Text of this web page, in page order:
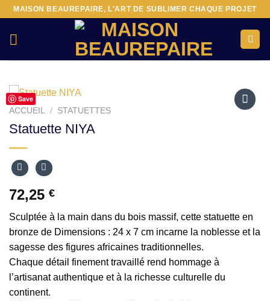
Passer
contenu
MAISON BEAUREPAIRE, L'ART DE SUBLIMER CHAQUE PROJET
Save
ACCUEIL / STATUETTES
Statuette NIYA
72,25 €
Sculptée à la main dans du bois massif, cette statuette en
bronze de Dimensions : 24 x 7 cm incarne la noblesse et la
sagesse des figures africaines traditionnelles.
Chaque détail finement travaillé rend hommage à
l’artisanat authentique et à la richesse culturelle du
continent.